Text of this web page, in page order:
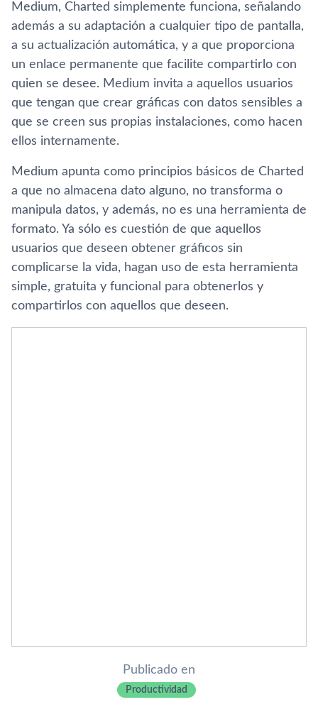
Medium, Charted simplemente funciona, señalando
además a su adaptación a cualquier tipo de pantalla,
a su actualización automática, y a que proporciona
un enlace permanente que facilite compartirlo con
quien se desee. Medium invita a aquellos usuarios
que tengan que crear gráficas con datos sensibles a
que se creen sus propias instalaciones, como hacen
ellos internamente.
Medium apunta como principios básicos de Charted
a que no almacena dato alguno, no transforma o
manipula datos, y además, no es una herramienta de
formato. Ya sólo es cuestión de que aquellos
usuarios que deseen obtener gráficos sin
complicarse la vida, hagan uso de esta herramienta
simple, gratuita y funcional para obtenerlos y
compartirlos con aquellos que deseen.
Publicado en
Productividad